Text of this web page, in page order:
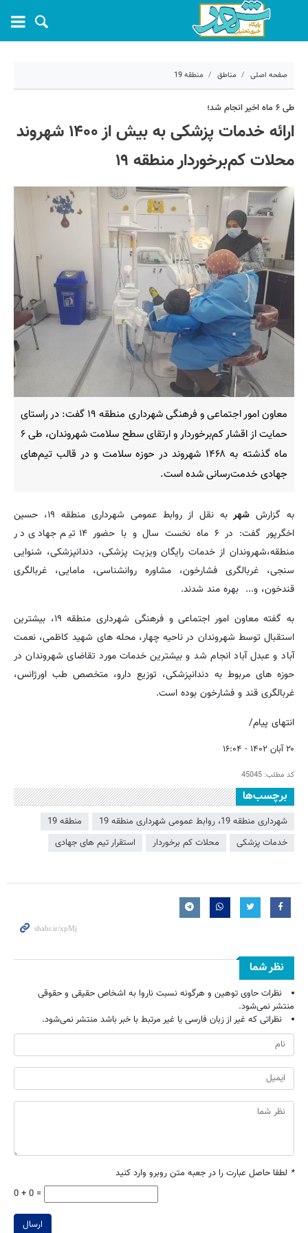
صفحه اصلی مناطق منطقه 19
کد مطلب:45045
طی ۶ ماه اخیر انجام شد؛
ارائه خدمات پزشکی به بیش از ۱۴۰۰ شهروند
محلات کم‌برخوردار منطقه ۱۹
معاون امور اجتماعی و فرهنگی شهرداری منطقه ۱۹ گفت: در راستای
حمایت از اقشار کم‌برخوردار و ارتقای سطح سلامت شهروندان، طی ۶
ماه گذشته به ۱۴۶۸ شهروند در حوزه سلامت و در قالب تیم‌های
جهادی خدمت‌رسانی شده است.
به گزارش شهر
به نقل از روابط عمومی شهرداری منطقه ۱۹، حسین
اخگرپور گفت: در ۶ ماه نخست سال و با حضور ۱۴ تیم جهادی در
منطقه،شهروندان از خدمات رایگان ویزیت پزشکی، دندانپزشکی، شنوایی
سنجی، غربالگری فشارخون، مشاوره روانشناسی، مامایی، غربالگری
قندخون، و... بهره مند شدند.
به گفته معاون امور اجتماعی و فرهنگی شهرداری منطقه ۱۹، بیشترین
استقبال توسط شهروندان در ناحیه چهار، محله های شهید کاظمی، نعمت
آباد و عبدل آباد انجام شد و بیشترین خدمات مورد تقاضای شهروندان در
حوزه های مربوط به دندانپزشکی، توزیع دارو، متخصص طب اورژانس،
غربالگری قند و فشارخون بوده است.
انتهای پیام/
۲۰ آبان ۱۴۰۲ - ۱۶:۰۴
کد مطلب: 45045
برچسب‌ها
شهرداری منطقه 19، روابط عمومی شهرداری منطقه 19
منطقه 19
خدمات پزشکی
محلات کم برخوردار استقرار تیم های جهادی
نظر شما
نظرات حاوی توهین و هرگونه نسبت ناروا به اشخاص حقیقی و حقوقی
منتشر نمی‌شود.
نظراتی که غیر از زبان فارسی یا غیر مرتبط با خبر باشد منتشر نمی‌شود.
* لطفا حاصل عبارت را در جعبه متن روبرو وارد کنید
0 + 0 =
ارسال